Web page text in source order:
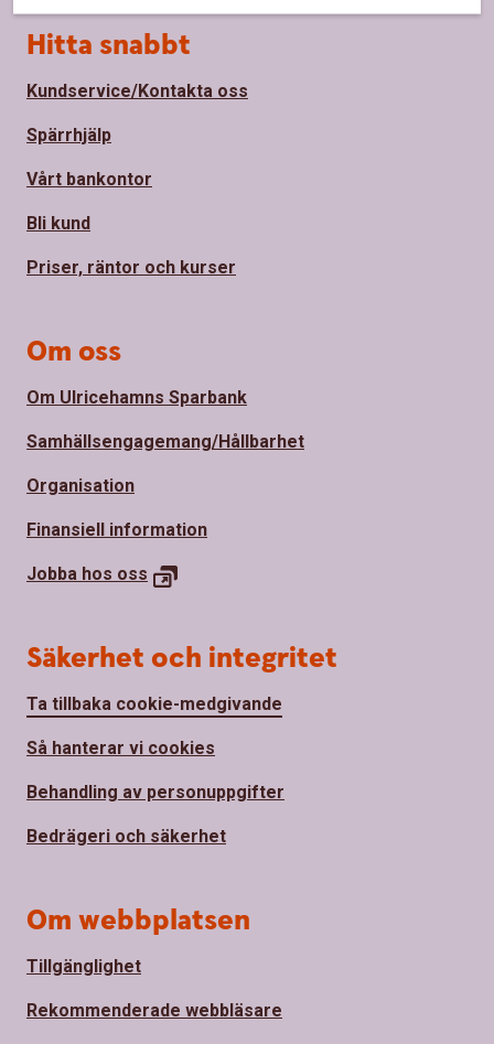
Sidfot
Hitta snabbt
Kundservice/Kontakta oss
Spärrhjälp
Vårt bankontor
Bli kund
Priser, räntor och kurser
Om oss
Om Ulricehamns Sparbank
Samhällsengagemang/Hållbarhet
Organisation
Finansiell information
Jobba hos oss
Säkerhet och integritet
Ta tillbaka cookie-medgivande
Så hanterar vi cookies
Behandling av personuppgifter
Bedrägeri och säkerhet
Om webbplatsen
Tillgänglighet
Rekommenderade webbläsare